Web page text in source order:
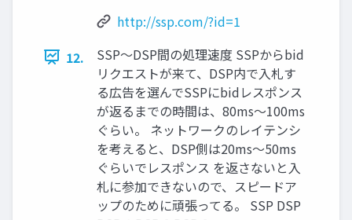
http://ssp.com/?id=1
12.
SSP〜DSP間の処理速度 SSPからbid
リクエストが来て、DSP内で入札す
る広告を選んでSSPにbidレスポンス
が返るまでの時間は、80ms〜100ms
ぐらい。 ネットワークのレイテンシ
を考えると、DSP側は20ms〜50ms
ぐらいでレスポンス を返さないと入
札に参加できないので、スピードア
ップのために頑張ってる。 SSP DSP